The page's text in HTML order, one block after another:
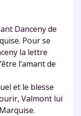
Danceny de
Pour se
la lettre
l’amant de
et le blesse
Valmont lui